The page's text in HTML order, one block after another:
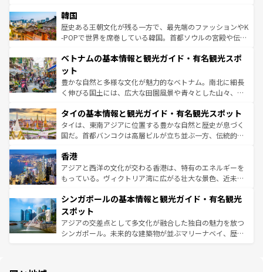
はコンテンツ一覧
いる。アクティビティも充実しており、サーフィンやダイ
ビング、ハイキングなど、アウトドア好きにはたまらな
い。オーストラリアの多彩な魅力を存分に味わいつくそ
参照してほしい。
ン）、静ひつな山岳地帯である台湾東部など、都市の喧騒
と山間の静けさが共存しており、訪れる人に新しい発見と
驚きをもたらしてくれる。また、奥深い台湾の食文化も魅
容にもいいと評判のスイーツなど、バラエティ豊かな料理
照してほしい。
韓国
歴史ある王朝文化が残る一方で、最先端のファッションやK
-POPで世界を席巻している韓国。首都ソウルの宮殿や伝統
き、地方に足を延ばせば四季折々の自然美を楽しむことが
できる。そして、キムチや焼肉、絶品のストリートフード
まで、さまざまな韓国料理が待っている。夜には、韓国な
らではのナイトライフも堪能できる。あたたかいホスピタ
わってみてほしい。 なお、新着の韓国情報はコンテンツ一
覧 を参照してほしい。
ベトナムの基本情報と観光ガイド・有名観光スポ
ット
豊かな自然と多様な文化が魅力的なベトナム。南北に細長
く伸びる国土には、広大な田園風景や青々とした山々、世
急速な発展と共に伝統が息づく。ハノイの古い町並みやホ
ーチミン市のフランス統治時代の建物も、独特の雰囲気を
醸し出している。また、バラエティの豊かさとおいしさで
とつ。フォーやバインミー、ベトナムコーヒーなどは、ぜ
ひ現地で味わいたい。どの地域を訪れてもあたたかい人々
が旅行者を迎えてくれるので、きっと忘れられない旅にな
参照してほしい。
タイの基本情報と観光ガイド・有名観光スポット
タイは、東南アジアに位置する豊かな自然と歴史が息づく
国だ。首都バンコクは高層ビルが立ち並ぶ一方、伝統的な
の活気が交差している。北部ではチェンマイなどの山岳地
帯で自然と触れ合い、南部ではプーケットやクラビの美し
いビーチでリゾート気分を楽しむことができる。タイ料理
激する。気候は一年中温暖で、どの季節にも異なる楽しみ
が待っている。親しみやすいタイの人々、仏教を中心とし
た文化、そして多様な観光資源が、訪れる旅人を魅了し続
ける。 なお、新着のタイ情報はコンテンツ一覧を参照して
香港
アジアと西洋の文化が交わる香港は、特有のエネルギーを
もっている。ヴィクトリア湾に広がる壮大な景色、近未来
み、どこを訪れても感動するはず。観光スポットが密集し
ており、効率よく見どころを回れるのも魅力。息をのむよ
うな絶景から文化的な体験まで、香港を存分に楽しみ尽く
そう。 なお、新着の香港情報はコンテンツ一覧を参照して
シンガポールの基本情報と観光ガイド・有名観光
スポット
アジアの交差点として多文化が融合した独自の魅力を放つ
シンガポール。未来的な建築物が並ぶマリーナベイ、歴史